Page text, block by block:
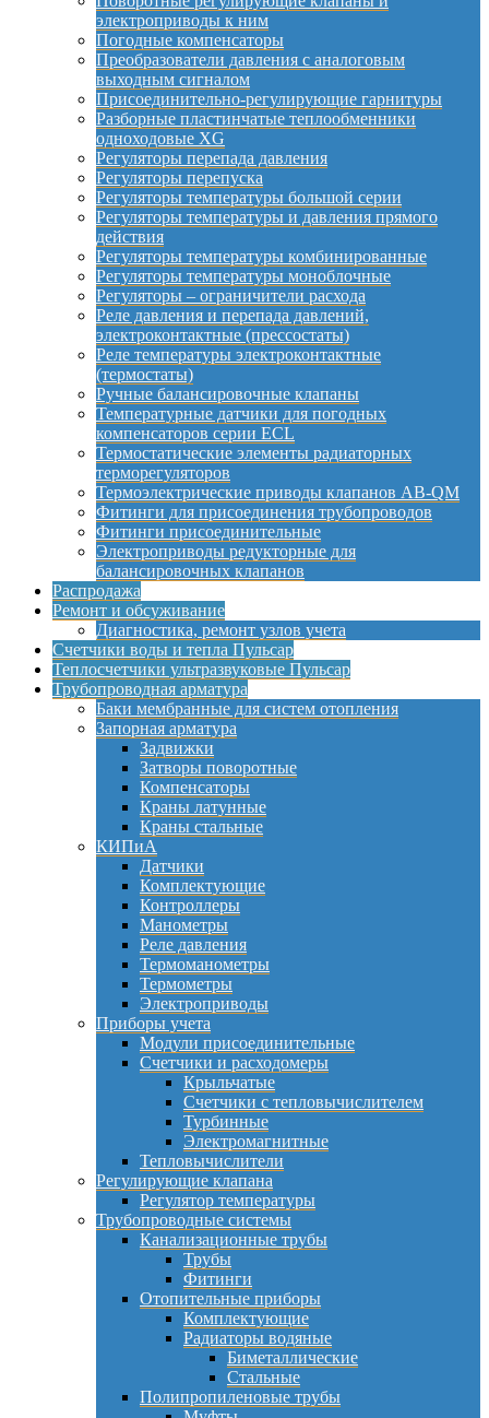
электроприводы к ним
Погодные компенсаторы
Преобразователи давления с аналоговым
выходным сигналом
Присоединительно-регулирующие гарнитуры
Разборные пластинчатые теплообменники
одноходовые XG
Регуляторы перепада давления
Регуляторы перепуска
Регуляторы температуры большой серии
Регуляторы температуры и давления прямого
действия
Регуляторы температуры комбинированные
Регуляторы температуры моноблочные
Регуляторы – ограничители расхода
Реле давления и перепада давлений,
электроконтактные (прессостаты)
Реле температуры электроконтактные
(термостаты)
Ручные балансировочные клапаны
Температурные датчики для погодных
компенсаторов серии ECL
Термостатические элементы радиаторных
терморегуляторов
Термоэлектрические приводы клапанов AB-QM
Фитинги для присоединения трубопроводов
Фитинги присоединительные
Электроприводы редукторные для
балансировочных клапанов
Распродажа
Ремонт и обсуживание
Диагностика, ремонт узлов учета
Счетчики воды и тепла Пульсар
Теплосчетчики ультразвуковые Пульсар
Трубопроводная арматура
Баки мембранные для систем отопления
Запорная арматура
Задвижки
Затворы поворотные
Компенсаторы
Краны латунные
Краны стальные
КИПиА
Датчики
Комплектующие
Контроллеры
Манометры
Реле давления
Термоманометры
Термометры
Электроприводы
Приборы учета
Модули присоединительные
Счетчики и расходомеры
Крыльчатые
Счетчики с тепловычислителем
Турбинные
Электромагнитные
Тепловычислители
Регулирующие клапана
Регулятор температуры
Трубопроводные системы
Канализационные трубы
Трубы
Фитинги
Отопительные приборы
Комплектующие
Радиаторы водяные
Биметаллические
Стальные
Полипропиленовые трубы